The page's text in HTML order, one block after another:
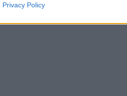
Privacy Policy